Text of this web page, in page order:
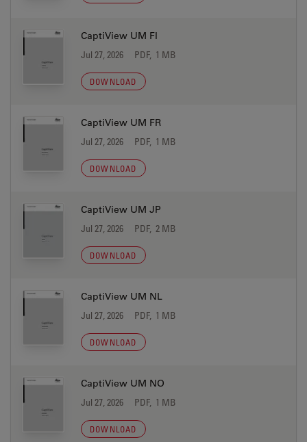
CaptiView UM FI
Jul 27, 2026 PDF, 1 MB
DOWNLOAD
CaptiView UM FR
Jul 27, 2026 PDF, 1 MB
DOWNLOAD
CaptiView UM JP
Jul 27, 2026 PDF, 2 MB
DOWNLOAD
CaptiView UM NL
Jul 27, 2026 PDF, 1 MB
DOWNLOAD
CaptiView UM NO
Jul 27, 2026 PDF, 1 MB
DOWNLOAD